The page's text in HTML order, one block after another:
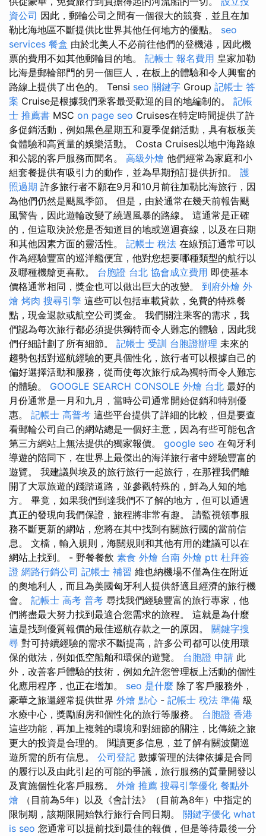
資公司 因此，郵輪公司之間有一個很大的競賽，並且在加
勒比海地區不斷提供比世界其他任何地方的優點。 seo
services 餐盒 由於北美人不必前往他們的登機港，因此機
票的費用不如其他郵輪目的地。 記帳士 報名費用 皇家加勒
比海是郵輪部門的另一個巨人，在板上的體驗和令人興奮的
路線上提供了出色的。 Tensi seo 關鍵字 Group 記帳士 答
案 Cruise是根據我們乘客最受歡迎的目的地編制的。 記帳
士 推薦書 MSC on page seo Cruises在特定時間提供了許
多促銷活動，例如黑色星期五和夏季促銷活動，具有板板美
食體驗和高質量的娛樂活動。 Costa Cruises以地中海路線
和公認的客戶服務而聞名。 高級外燴 他們經常為家庭和小
組套餐提供有吸引力的動作，並為早期預訂提供折扣。 護
照過期 許多旅行者不願在9月和10月前往加勒比海旅行，因
為他們仍然是颶風季節。 但是，由於通常在幾天前報告颶
風警告，因此遊輪改變了繞過風暴的路線。 這通常是正確
的，但這取決於您是否知道目的地或巡迴賽線，以及在日期
和其他因素方面的靈活性。 記帳士 稅法 在線預訂通常可以
作為經驗豐富的巡洋艦便宜，他對您想要哪種類型的航行以
及哪種機艙更喜歡。 台胞證 台北 協會成立費用 即使基本
價格通常相同，獎金也可以做出巨大的改變。 到府外燴 外
燴 烤肉 搜尋引擎 這些可以包括車載貸款，免費的特殊餐
點，現金退款或航空公司獎金。 我們關注乘客的需求，我
們認為每次旅行都必須提供獨特而令人難忘的體驗，因此我
們仔細計劃了所有細節。 記帳士 受訓 台胞證辦理 未來的
趨勢包括對巡航經驗的更具個性化，旅行者可以根據自己的
偏好選擇活動和服務，從而使每次旅行成為獨特而令人難忘
的體驗。 GOOGLE SEARCH CONSOLE 外燴 台北 最好的
月份通常是一月和九月，當時公司通常開始促銷和特別優
惠。 記帳士 高普考 這些平台提供了詳細的比較，但是要查
看郵輪公司自己的網站總是一個好主意，因為有些可能包含
第三方網站上無法提供的獨家報價。 google seo 在匈牙利
導遊的陪同下，在世界上最傑出的海洋旅行者中經驗豐富的
遊覽。 我建議與埃及的旅行旅行一起旅行，在那裡我們離
開了大眾旅遊的踐踏道路，並參觀特殊的，鮮為人知的地
方。 畢竟，如果我們到達我們不了解的地方，但可以通過
真正的發現向我們保證，旅程將非常有趣。 請監視領事服
務不斷更新的網站，您將在其中找到有關旅行國的當前信
息。 文檔，輸入規則，海關規則和其他有用的建議可以在
網站上找到。 - 野餐餐飲 素食 外燴 台南 外燴 ptt 杜拜簽
證 網路行銷公司 記帳士 補習 維也納機場不僅為住在附近
的奧地利人，而且為美國匈牙利人提供舒適且經濟的旅行機
會。 記帳士 高考 普考 尋找我們經驗豐富的旅行專家，他
們將盡最大努力找到最適合您需求的旅程。 這就是為什麼
這是找到優質報價的最佳巡航存款之一的原因。 關鍵字搜
尋 對可持續經驗的需求不斷提高，許多公司都可以使用環
保的做法，例如低空船舶和環保的遊覽。 台胞證 申請 此
外，改善客戶體驗的技術，例如允許您管理板上活動的個性
化應用程序，也正在增加。 seo 是什麼 除了客戶服務外，
豪華之旅還經常提供世界 外燴 點心 - 記帳士 稅法 準備 級
水療中心，獎勵廚房和個性化的旅行等服務。 台胞證 香港
這些功能，再加上複雜的環境和對細節的關注，比傳統之旅
更大的投資是合理的。 閱讀更多信息，並了解有關波蘭巡
遊所需的所有信息。 公司登記 數據管理的法律依據是合同
的履行以及由此引起的可能的爭議，旅行服務的質量開發以
及實施個性化客戶服務。 外燴 推薦 搜尋引擎優化 餐點外
燴 （目前為5年）以及《會計法》（目前為8年）中指定的
限制期，該期限開始執行旅行合同日期。 關鍵字優化 what
is seo 您通常可以提前找到最佳的報價，但是等待最後一分